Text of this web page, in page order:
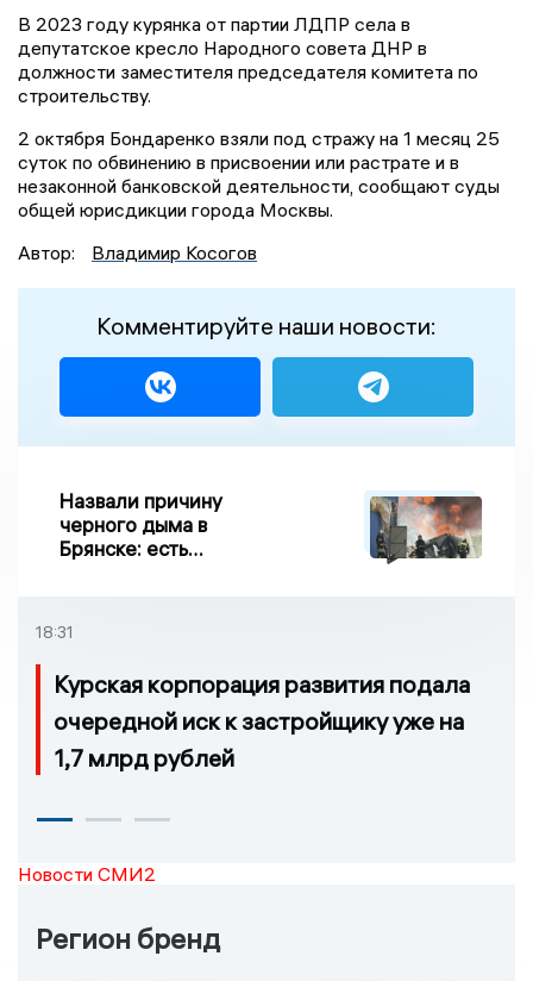
В 2023 году курянка от партии ЛДПР села в
депутатское кресло Народного совета ДНР в
должности заместителя председателя комитета по
строительству.
2 октября Бондаренко взяли под стражу на 1 месяц 25
суток по обвинению в присвоении или растрате и в
незаконной банковской деятельности, сообщают суды
общей юрисдикции города Москвы.
Автор:
Владимир Косогов
Комментируйте наши новости:
Назвали причину
черного дыма в
Брянске: есть
18:31
Курская корпорация развития подала
очередной иск к застройщику уже на
1,7 млрд рублей
Новости СМИ2
Регион бренд